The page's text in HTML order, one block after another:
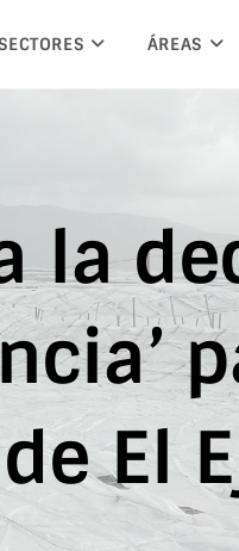
ÁREAS
la
El